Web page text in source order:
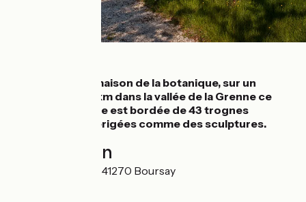
Au départ de la maison de la botanique, sur un
parcours de 2,5 km dans la vallée de la Grenne ce
sentier botanique est bordée de 43 trognes
monumentales érigées comme des sculptures.
Localisation
10 Rue des Écoles 41270 Boursay